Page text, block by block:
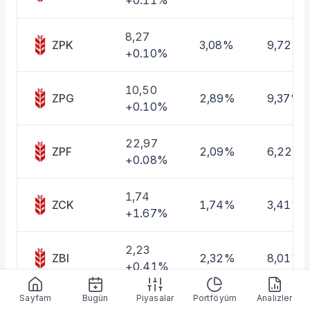
ZPK
8,27
+0.10%
3,08% 9,72%
ZPG
10,50
+0.10%
2,89% 9,37%
ZPF
22,97
+0.08%
2,09% 6,22%
ZCK
1,74
+1.67%
1,74% 3,41%
ZBI
2,23
+0.41%
2,32% 8,01%
6,31
Sayfam Bugün Piyasalar Portföyüm Analizler